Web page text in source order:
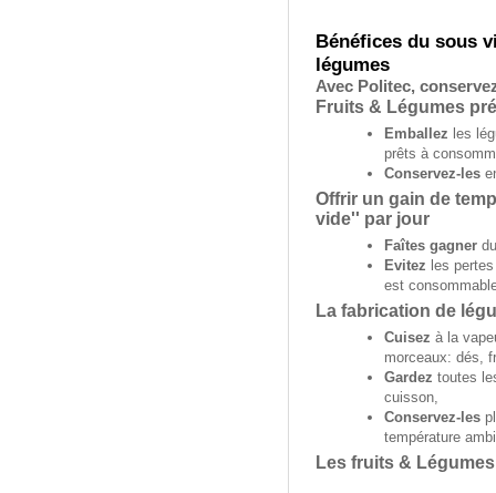
Bénéfices du sous
légumes
Avec Politec,
Fruits & Légumes
Emballez les
prêts à
Conservez-les
Offrir un gain de
vide'' par jour
Faîtes gagner
Evitez les
est
La fabrication de
Cuisez à la
morceaux: dés,
Gardez toutes
cuisson,
Conservez-les
température
Les fruits &